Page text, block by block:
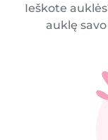
Ieškote
auklę